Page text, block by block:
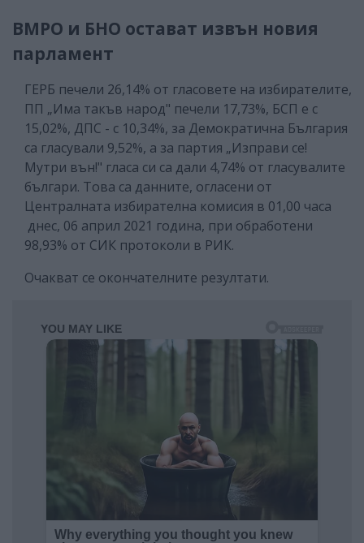
ВМРО и БНО остават извън новия
парламент
ГЕРБ печели 26,14% от гласовете на избирателите,
ПП „Има такъв народ" печели 17,73%, БСП е с
15,02%, ДПС - с 10,34%, за Демократична България
са гласували 9,52%, а за партия „Изправи се!
Мутри вън!" гласа си са дали 4,74% от гласувалите
българи. Това са данните, огласени от
Централната избирателна комисия в 01,00 часа
днес, 06 април 2021 година, при обработени
98,93% от СИК протоколи в РИК.
Очакват се окончателните резултати.